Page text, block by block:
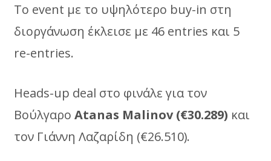
To event με το υψηλότερο buy-in στη
διοργάνωση έκλεισε με 46 entries και 5
re-entries.
Ηeads-up deal στο φινάλε για τον
Βούλγαρο Atanas Malinov (€30.289) και
τον Γιάννη Λαζαρίδη (€26.510).